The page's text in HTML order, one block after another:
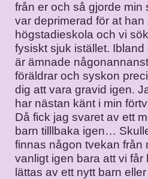
från er och så gjorde
var deprimerad för at
högstadieskola och vi
fysiskt sjuk istället.
är ämnade
föräldrar och syskon
dig att vara gravid igen.
har nästan känt i min
Då fick jag svaret av ett
barn tilllbaka igen…
finnas någon tvekan från
vanligt igen bara att vi
lättas av ett nytt barn